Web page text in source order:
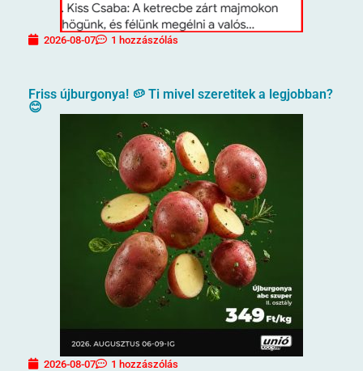
2026-08-07 1 hozzászólás
Friss újburgonya! 🥔 Ti mivel szeretitek a legjobban?
😊
2026-08-07 1 hozzászólás